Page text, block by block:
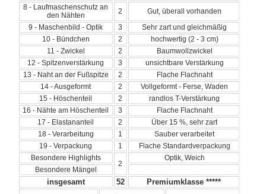
8 - Laufmaschenschutz an
den Nähten
2
Gut, überall vorhanden
9 - Maschenbild - Optik
3
Sehr zart und gleichmäßig
10 - Bündchen
2
hochwertig (2 - 3 cm)
11 - Zwickel
2
Baumwollzwickel
12 - Spitzenverstärkung
3
unsichtbare Verstärkung
13 - Naht an der Fußspitze
2
Flache Flachnaht
14 - Ausgeformt
2
Vollgeformt - Ferse, Waden
15 - Höschenteil
2
randlos T-Verstärkung
16 - Nähte am Höschenteil
3
Flache Flachnaht
17 - Elastananteil
2
Über 15 %, sehr zart
18 - Verarbeitung
1
Sauber verarbeitet
19 - Verpackung
1
Flache Standardverpackung
Besondere Highlights
2
Optik, Weich
Besondere Mängel
insgesamt 52 Premiumklasse *****